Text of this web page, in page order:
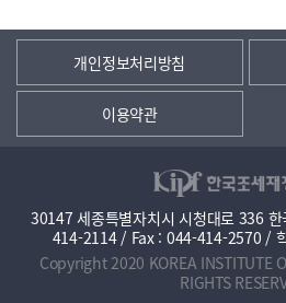
개인정보처리방침
이용약관
30147 세종특별자치시 시청대로 336
414-2114 / Fax : 044-414-2570 /
Copyright 2020 KOREA INSTITUTE
RIGHTS